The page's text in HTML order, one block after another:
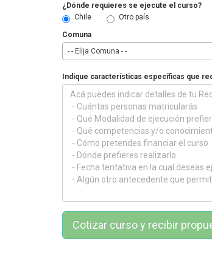
¿Dónde requieres se ejecute el curso?
Chile
Otro país
Comuna
- - Elija Comuna - -
Indique características específicas que
Cotizar curso y recibir